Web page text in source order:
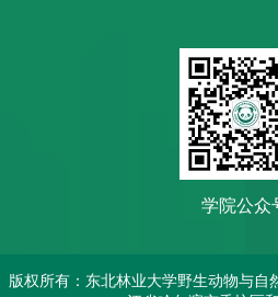
学院公众
版权所有：东北林业大学野生动物与